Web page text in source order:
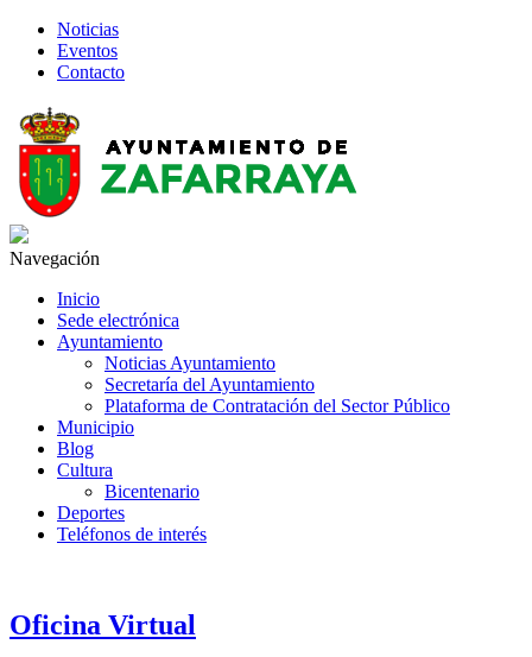
Noticias
Eventos
Contacto
Navegación
Inicio
Sede electrónica
Ayuntamiento
Noticias Ayuntamiento
Secretaría del Ayuntamiento
Plataforma de Contratación del Sector Público
Municipio
Blog
Cultura
Bicentenario
Deportes
Teléfonos de interés
Oficina Virtual